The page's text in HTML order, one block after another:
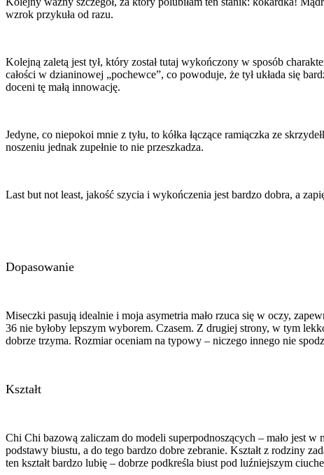
wzrok przykuła od razu.
Kolejną zaletą jest tył, który został tutaj wykończony w sposób
całości w dzianinowej „pochewce”, co powoduje, że tył układa się
doceni tę małą innowację.
Jedyne, co niepokoi mnie z tyłu, to kółka łączące ramiączka ze
noszeniu jednak zupełnie to nie przeszkadza.
Last but not least, jakość szycia i wykończenia jest bardzo dobra, a
Dopasowanie
Miseczki pasują idealnie i moja asymetria mało rzuca się w oczy,
36 nie byłoby lepszym wyborem. Czasem. Z drugiej strony, w tym
dobrze trzyma. Rozmiar oceniam na typowy – niczego innego nie
Kształt
Chi Chi bazową zaliczam do modeli superpodnoszących – mało jest
podstawy biustu, a do tego bardzo dobre zebranie. Kształt z rodziny
ten kształt bardzo lubię – dobrze podkreśla biust pod luźniejszym